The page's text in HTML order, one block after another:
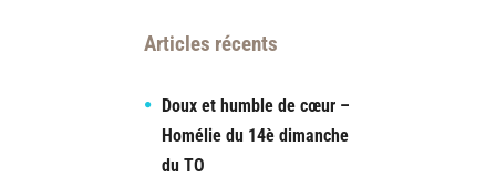
Articles récents
Doux et humble de cœur –
Homélie du 14è dimanche
du TO